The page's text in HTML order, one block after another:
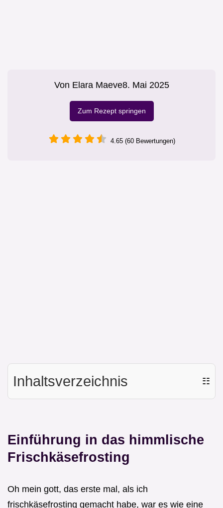
Von Elara Maeve8. Mai 2025
Zum Rezept springen
4.65 (60 Bewertungen)
Inhaltsverzeichnis ☷
Einführung in das himmlische
Frischkäsefrosting
Oh mein gott, das erste mal, als ich
frischkäsefrosting gemacht habe, war es wie eine